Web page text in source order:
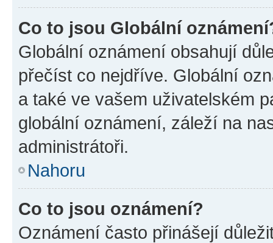
Co to jsou Globální
Globální oznámení obsahují
přečíst co nejdříve. Globální
a také ve vašem uživatelském
globální oznámení, záleží na
administrátoři.
Nahoru
Co to jsou oznámení?
Oznámení často přinášejí